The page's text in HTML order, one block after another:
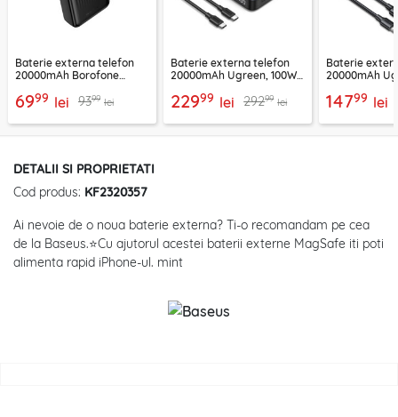
Baterie externa telefon
20000mAh Borofone
6999 lei 9399 lei
Baterie externa telefon
20000mAh Ugreen, 100W,
22999 lei 29299 lei
Baterie
20000mAh
14799 lei
DETALII SI PROPRIETATI
Cod produs: KF2320357
Ai nevoie de o noua baterie externa? Ti-o recomandam pe cea
de la Baseus.⭐Cu ajutorul acestei baterii externe MagSafe iti poti
alimenta rapid iPhone-ul. mint